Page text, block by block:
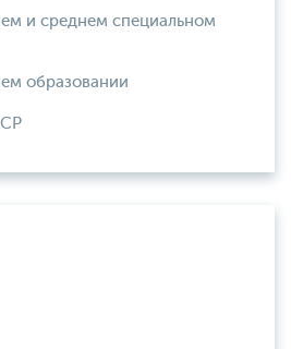
и среднем специальном
образовании